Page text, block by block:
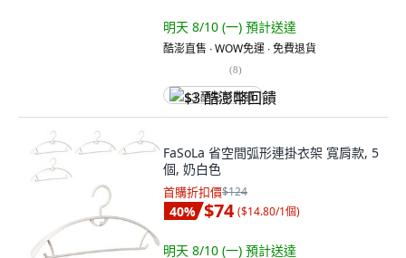
明天 8/10 (一) 預計送達
酷澎直售 ∙ WOW免運 ∙ 免費退貨
(8)
$3 酷澎幣回饋
FaSoLa 省空間弧形連掛衣架 寬肩款, 5
個, 奶白色
首購折扣價$124
40% $74 ($14.80/1個)
明天 8/10 (一) 預計送達